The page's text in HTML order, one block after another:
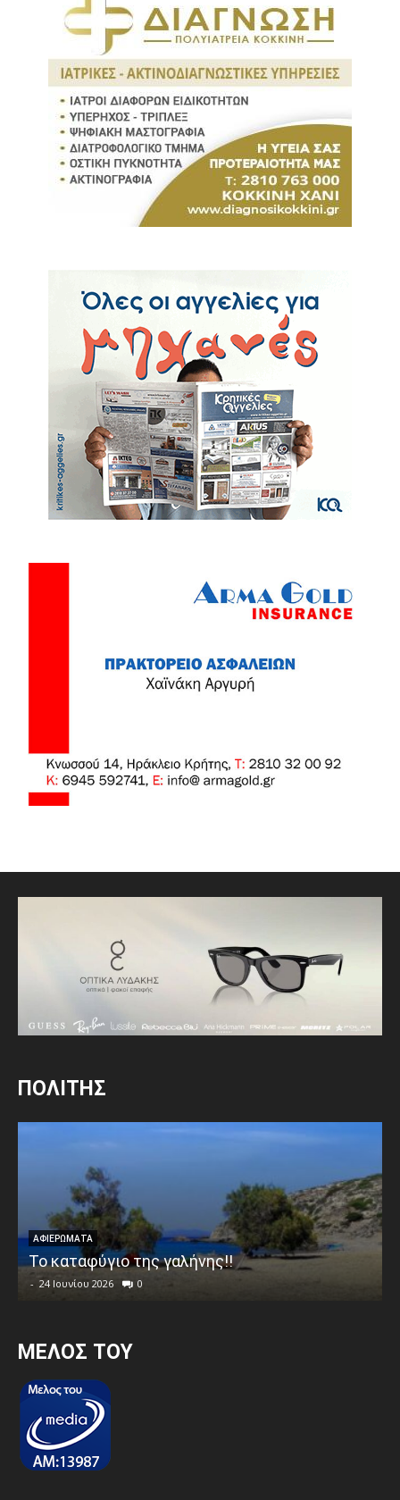
ΠΟΛΙΤΗΣ
ΑΦΙΕΡΩΜΑΤΑ
Το καταφύγιο της γαλήνης!!
- 24 Ιουνίου 2026 0
MEΛΟΣ ΤΟΥ